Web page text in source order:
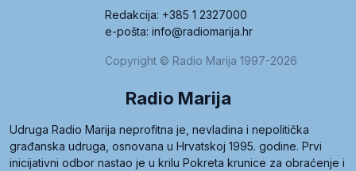
Redakcija: +385 1 2327000
e-pošta: info@radiomarija.hr
Copyright © Radio Marija 1997-2026
Radio Marija
Udruga Radio Marija neprofitna je, nevladina i nepolitička
građanska udruga, osnovana u Hrvatskoj 1995. godine. Prvi
inicijativni odbor nastao je u krilu Pokreta krunice za obraćenje i